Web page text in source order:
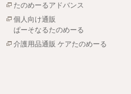
たのめーるアドバンス
個人向け通販
ぱーそなるたのめーる
介護用品通販 ケアたのめーる